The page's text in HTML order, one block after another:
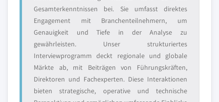
Gesamterkenntnissen bei. Sie umfasst direktes
Engagement mit Branchenteilnehmern, um
Genauigkeit und Tiefe in der Analyse zu
gewährleisten. Unser strukturiertes
Interviewprogramm deckt regionale und globale
Märkte ab, mit Beiträgen von Führungskräften,
Direktoren und Fachexperten. Diese Interaktionen
bieten strategische, operative und technische